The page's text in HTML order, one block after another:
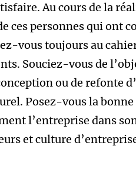
Au cours de la
ces personnes qui ont
vous toujours au
Souciez-vous de
ou de refonte
Posez-vous la
l’entreprise dans
et culture